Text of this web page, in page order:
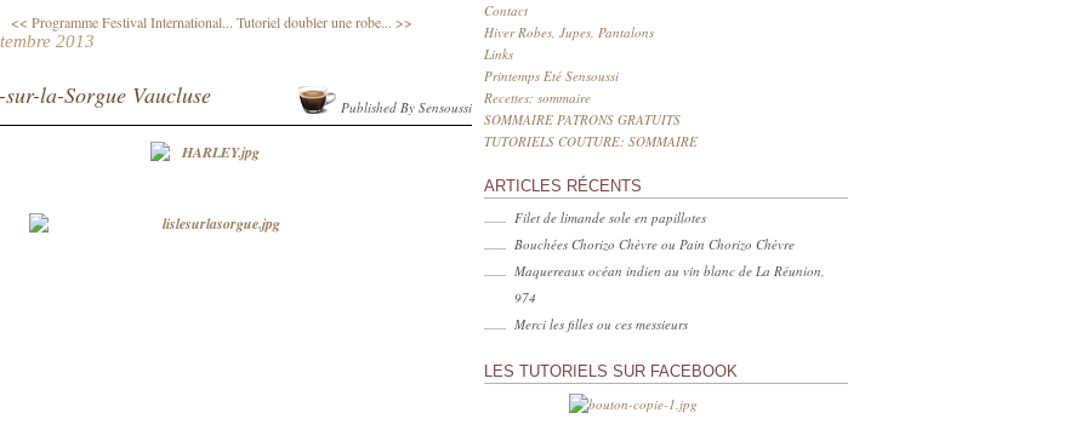
<< Programme Festival International... Tutoriel doubler une robe... >>
2013
la-Sorgue Vaucluse Published By Sensoussi
Contact
Hiver Robes, Jupes, Pantalons
Links
Printemps Eté Sensoussi
Recettes: sommaire
SOMMAIRE PATRONS GRATUITS
TUTORIELS COUTURE: SOMMAIRE
ARTICLES RÉCENTS
Filet de limande sole en papillotes
Bouchées Chorizo Chèvre ou Pain Chorizo Chèvre
Maquereaux océan indien au vin blanc de La Réunion,
974
Merci les filles ou ces messieurs
LES TUTORIELS SUR FACEBOOK